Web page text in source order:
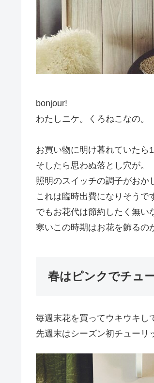
bonjour!
わたしニケ。くろねこなの。
お買い物に明け暮れていたら
そしたら思わぬ落とし穴が。
照明のスイッチの調子がおか
これは臨時出費になりそうで
でもお花代は節約したく無い
寒いこの時期はお花を飾るの
春はピンクでチュ
毎週末花を買ってウキウキし
先週末はシーズン初チューリ